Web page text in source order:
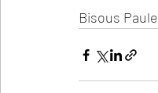
Bisous Paule